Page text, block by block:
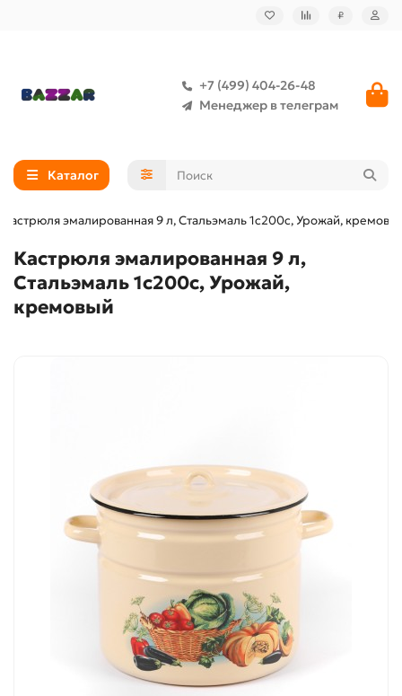
₽
+7 (499) 404-26-48
Менеджер в телеграм
Каталог
Кастрюля эмалированная 9 л, Стальэмаль 1с200с, Урожай,
Кастрюля эмалированная 9 л,
Стальэмаль 1с200с, Урожай,
кремовый